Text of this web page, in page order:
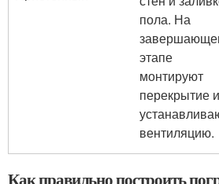
пола. На
этапе
монтируют
перекрытие и
вентиляцию.
Как правильно построить